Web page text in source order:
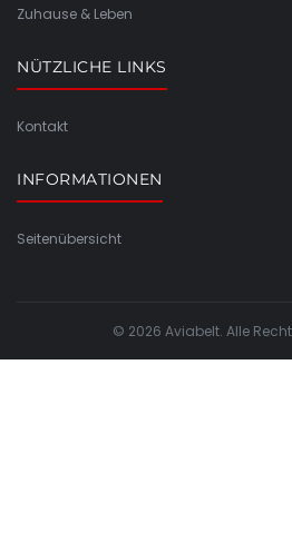
Zuhause & Leben
NÜTZLICHE LINKS
Kontakt
INFORMATIONEN
Seitenübersicht
© 2026 Aviabelt. Alle